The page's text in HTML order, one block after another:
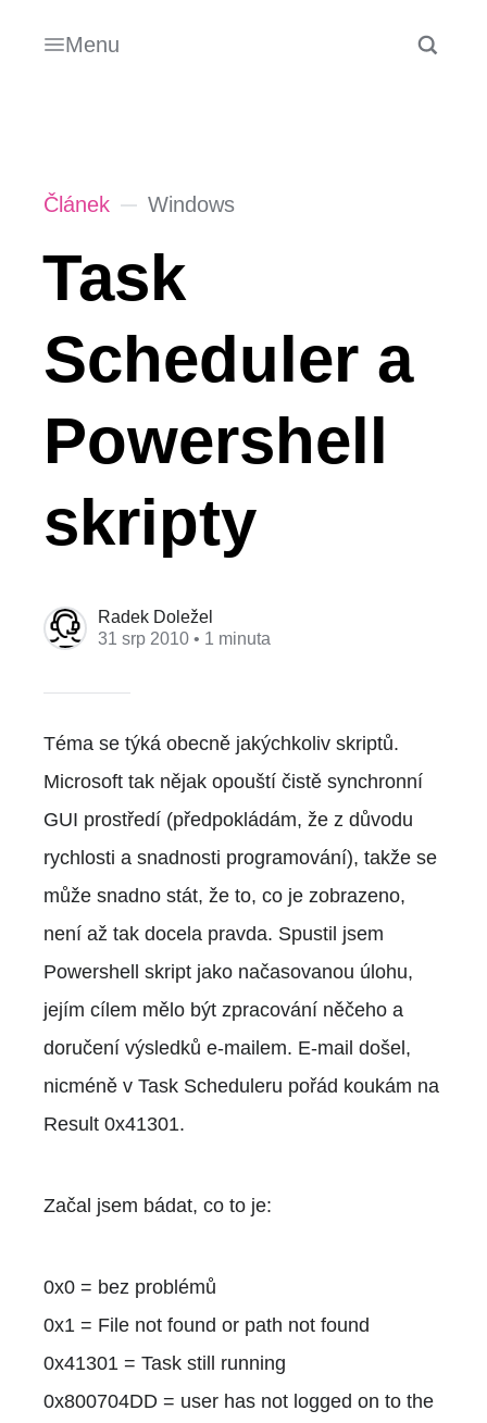
Menu
Článek Windows
Task
Scheduler a
Powershell
skripty
Radek Doležel
31 srp 2010 • 1 minuta
Téma se týká obecně jakýchkoliv skriptů.
Microsoft tak nějak opouští čistě synchronní
GUI prostředí (předpokládám, že z důvodu
rychlosti a snadnosti programování), takže se
může snadno stát, že to, co je zobrazeno,
není až tak docela pravda. Spustil jsem
Powershell skript jako načasovanou úlohu,
jejím cílem mělo být zpracování něčeho a
doručení výsledků e-mailem. E-mail došel,
nicméně v Task Scheduleru pořád koukám na
Result 0x41301.
Začal jsem bádat, co to je:
0x0 = bez problémů
0x1 = File not found or path not found
0x41301 = Task still running
0x800704DD = user has not logged on to the